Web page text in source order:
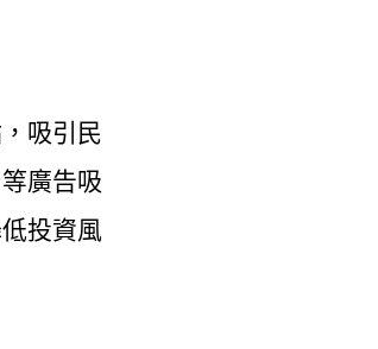
吸引民
廣告吸
投資風